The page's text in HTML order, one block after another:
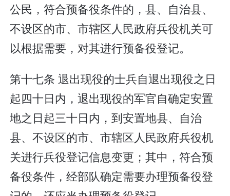
公民，符合预备役条件的，县、自治县、
不设区的市、市辖区人民政府兵役机关可
以根据需要，对其进行预备役登记。
第十七条 退出现役的士兵自退出现役之日
起四十日内，退出现役的军官自确定安置
地之日起三十日内，到安置地县、自治
县、不设区的市、市辖区人民政府兵役机
关进行兵役登记信息变更；其中，符合预
备役条件，经部队确定需要办理预备役登